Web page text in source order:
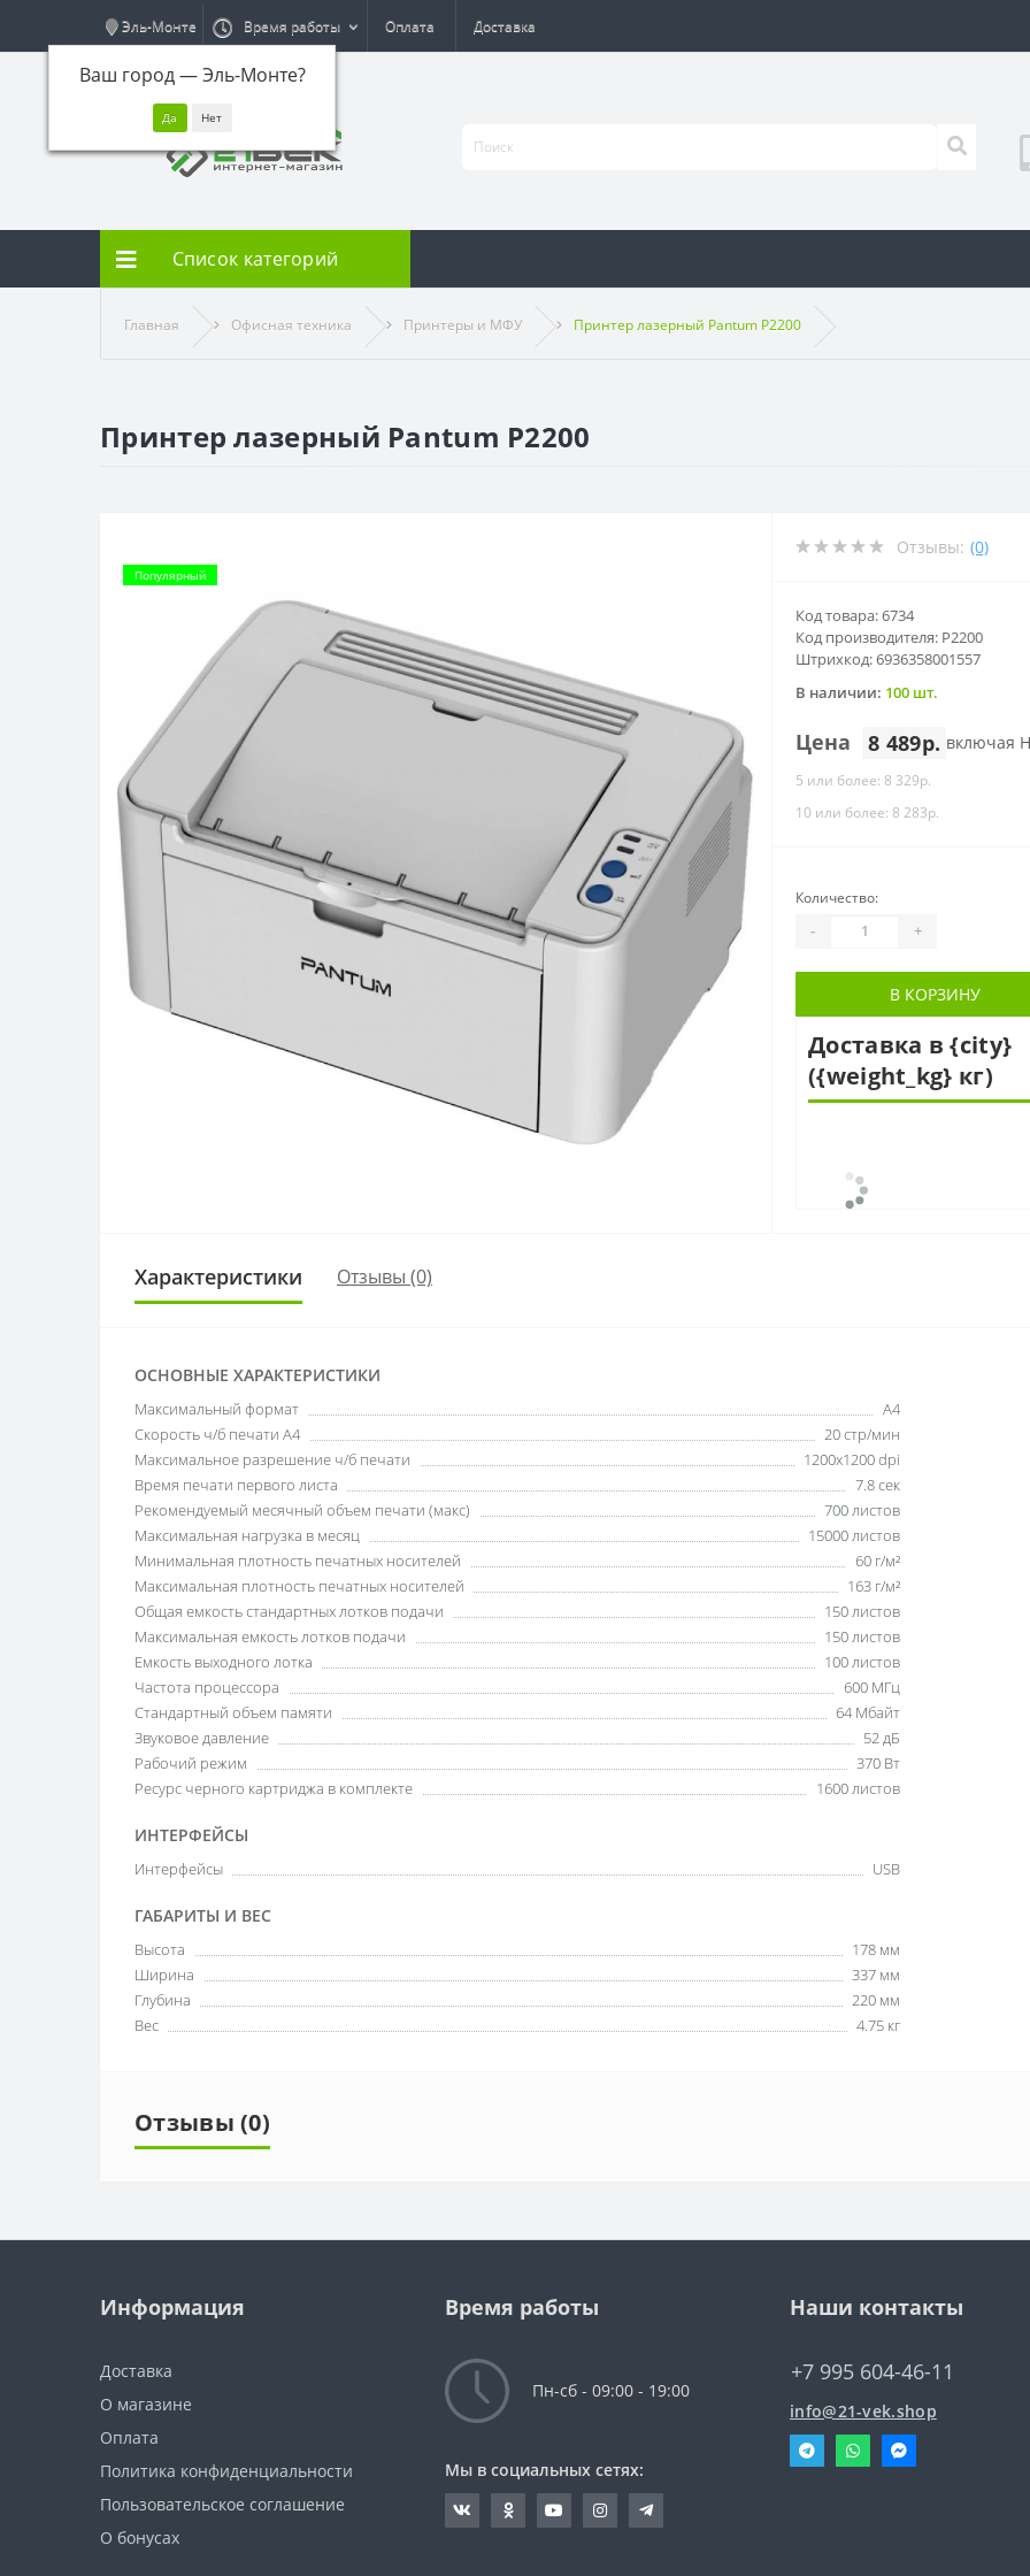
Эль-Монте
Ваш город —Эль-Монте?
Время работы Оплата Доставка
Список категорий
Главная Офисная техника Принтеры и МФУ Принтер лазерный Pantum P2200
Принтер лазерный Pantum P2200
Популярный
Отзывы: (0)
Код товара: 6734
Код производителя: P2200
Штрихкод: 6936358001557
В наличии: 100 шт.
Цена 8 489р. включая
5 или более: 8 329р.
10 или более: 8 283р.
Количество:
- +
В КОРЗИНУ
Доставка в {city}
({weight_kg} кг)
Характеристики Отзывы (0)
ОСНОВНЫЕ ХАРАКТЕРИСТИКИ
Максимальный формат
A4
Скорость ч/б печати A4
20 стр/мин
Максимальное разрешение ч/б печати
1200x1200 dpi
Время печати первого листа
7.8 сек
Рекомендуемый месячный объем печати (макс)
700 листов
Максимальная нагрузка в месяц
15000 листов
Минимальная плотность печатных носителей
60 г/м²
Максимальная плотность печатных носителей
163 г/м²
Общая емкость стандартных лотков подачи
150 листов
Максимальная емкость лотков подачи
150 листов
Емкость выходного лотка
100 листов
Частота процессора
600 МГц
Стандартный объем памяти
64 Мбайт
Звуковое давление
52 дБ
Рабочий режим
370 Вт
Ресурс черного картриджа в комплекте
1600 листов
ИНТЕРФЕЙСЫ
Интерфейсы USB
ГАБАРИТЫ И ВЕС
Высота
178 мм
Ширина
337 мм
Глубина
220 мм
Вес
4.75 кг
Отзывы (0)
Информация
Доставка
О магазине
Оплата
Политика конфиденциальности
Пользовательское соглашение
О бонусах
Время работы
Пн-сб - 09:00 - 19:00
Мы в социальных сетях:
Наши контакты
+7 995 604-46-11
info@21-vek.shop